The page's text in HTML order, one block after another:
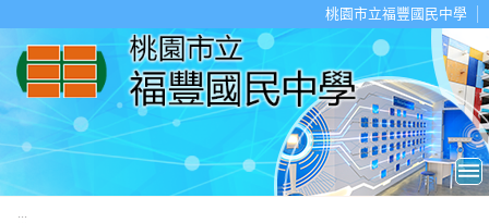
桃園市立福豐國民中學
:::